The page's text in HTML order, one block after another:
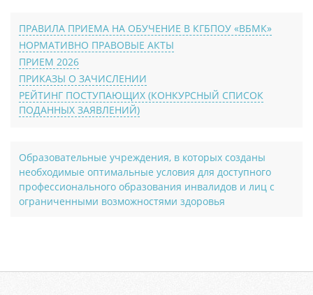
ПРАВИЛА ПРИЕМА НА ОБУЧЕНИЕ В КГБПОУ «ВБМК»
НОРМАТИВНО ПРАВОВЫЕ АКТЫ
ПРИЕМ 2026
ПРИКАЗЫ О ЗАЧИСЛЕНИИ
РЕЙТИНГ ПОСТУПАЮЩИХ (КОНКУРСНЫЙ СПИСОК
ПОДАННЫХ ЗАЯВЛЕНИЙ)
Образовательные учреждения, в которых созданы
необходимые оптимальные условия для доступного
профессионального образования инвалидов и лиц с
ограниченными возможностями здоровья